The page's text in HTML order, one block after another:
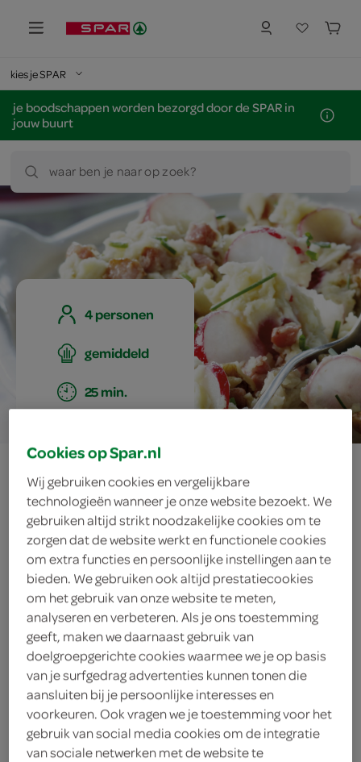
kies je SPAR
je boodschappen worden bezorgd door de SPAR in
jouw buurt
waar ben je naar op zoek?
4 personen
gemiddeld
25 min.
radijsjesstamppot
met spekjes en
noten
ingrediënten
2 eetlepels verse bieslook
125 milliliter demi crème fraîche
Cookies op Spar.nl
Wij gebruiken cookies en vergelijkbare
technologieën wanneer je onze website bezoekt. We
gebruiken altijd strikt noodzakelijke cookies om te
zorgen dat de website werkt en functionele cookies
om extra functies en persoonlijke instellingen aan te
bieden. We gebruiken ook altijd prestatiecookies
om het gebruik van onze website te meten,
analyseren en verbeteren. Als je ons toestemming
geeft, maken we daarnaast gebruik van
doelgroepgerichte cookies waarmee we je op basis
van je surfgedrag advertenties kunnen tonen die
aansluiten bij je persoonlijke interesses en
voorkeuren. Ook vragen we je toestemming voor het
gebruik van social media cookies om de integratie
van sociale netwerken met de website te